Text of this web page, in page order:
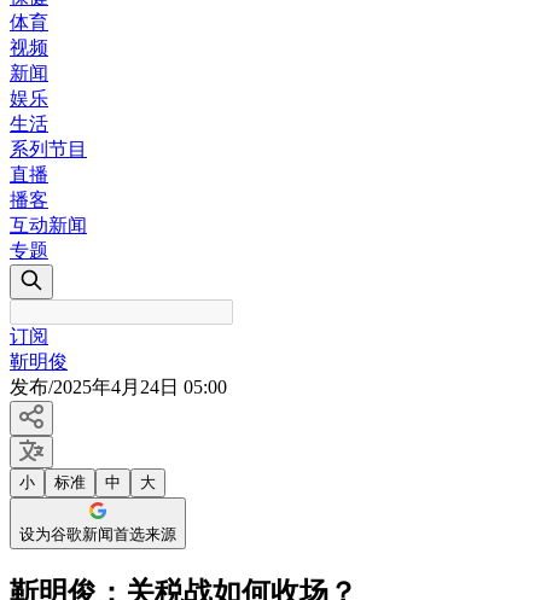
体育
视频
新闻
娱乐
生活
系列节目
直播
播客
互动新闻
专题
订阅
靳明俊
发布/2025年4月24日 05:00
小 标准 中 大
设为谷歌新闻首选来源
靳明俊：关税战如何收场？